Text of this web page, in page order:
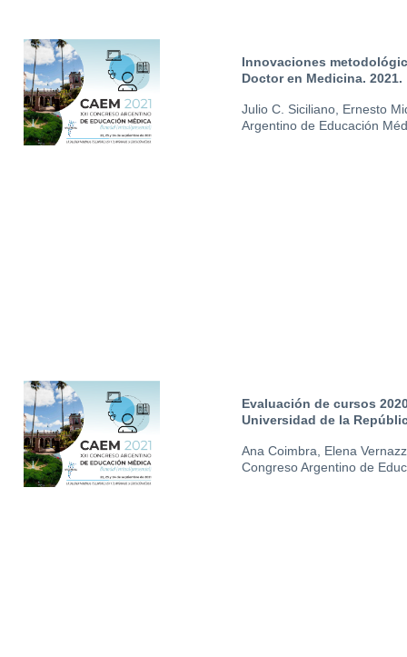
Innovaciones
Doctor en Medicina. 2021.
Julio C. Siciliano, Ernesto
Argentino de Educación
Evaluación de cursos
Universidad de la
Ana Coimbra, Elena
Congreso Argentino de